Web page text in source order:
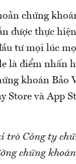
chứng
được thực
tư mọi lúc
là điểm nhấn
khoán Bảo
Store và App
Công ty
chứng